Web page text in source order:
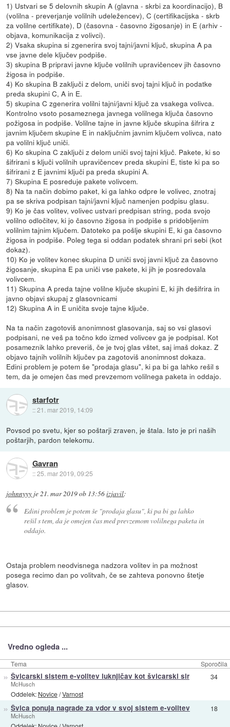
1) Ustvari se 5 delovnih skupin A (glavna - skrbi za koordinacijo), B
(volilna - preverjanje volilnih udeležencev), C (certifikacijska - skrb
za volilne certifikate), D (časovna - časovno žigosanje) in E (arhiv -
objava, komunikacija z volivci).
2) Vsaka skupina si zgenerira svoj tajni/javni ključ, skupina A pa
vse javne dele ključev podpiše.
3) skupina B pripravi javne ključe volilnih upravičencev jih časovno
žigosa in podpiše.
4) Ko skupina B zaključi z delom, uniči svoj tajni ključ in podatke
preda skupini C, A in E.
5) skupina C zgenerira volilni tajni/javni ključ za vsakega volivca.
Kontrolno vsoto posameznega javnega volilnega ključa časovno
požigosa in podpiše. Volilne tajne in javne ključe skupina šifrira z
javnim ključem skupine E in naključnim javnim ključem volivca, nato
pa volilni ključ uniči.
6) Ko skupina C zaključi z delom uniči svoj tajni ključ. Pakete, ki so
šifrirani s ključi volilnih upravičencev preda skupini E, tiste ki pa so
šifrirani z E javnimi ključi pa preda skupini A.
7) Skupina E posreduje pakete volivcem.
8) Na ta način dobimo paket, ki ga lahko odpre le volivec, znotraj
pa se skriva podpisan tajni/javni ključ namenjen podpisu glasu.
9) Ko je čas volitev, volivec ustvari predpisan string, poda svojo
volilno odločitev, ki jo časovno žigosa in podpiše s pridobljenim
volilnim tajnim ključem. Datoteko pa pošlje skupini E, ki ga časovno
žigosa in podpiše. Poleg tega si oddan podatek shrani pri sebi (kot
dokaz).
10) Ko je volitev konec skupina D uniči svoj javni ključ za časovno
žigosanje, skupina E pa uniči vse pakete, ki jih je posredovala
volivcem.
11) Skupina A preda tajne volilne ključe skupini E, ki jih dešifrira in
javno objavi skupaj z glasovnicami
12) Skupina A in E uničita svoje tajne ključe.
Na ta način zagotoviš anonimnost glasovanja, saj so vsi glasovi
podpisani, ne veš pa točno kdo izmed volivcev ga je podpisal. Kot
posameznik lahko preveriš, če je tvoj glas vštet, saj imaš dokaz. Z
objavo tajnih volilnih ključev pa zagotoviš anonimnost dokaza.
Edini problem je potem še "prodaja glasu", ki pa bi ga lahko rešil s
tem, da je omejen čas med prevzemom volilnega paketa in oddajo.
starfotr
::21. mar 2019, 14:09
Povsod po svetu, kjer so poštarji zraven, je štala. Isto je pri naših
poštarjih, pardon telekomu.
Gavran
::25. mar 2019, 09:25
johnnyyy je21. mar 2019 ob 13:56izjavil:
Edini problem je potem še "prodaja glasu", ki pa bi ga lahko
rešil s tem, da je omejen čas med prevzemom volilnega paketa in
oddajo.
Ostaja problem neodvisnega nadzora volitev in pa možnost
posega recimo dan po volitvah, če se zahteva ponovno štetje
glasov.
Vredno ogleda ...
Tema Sporočila
» Švicarski sistem e-volitev luknjičav kot švicarski sir
McHusch
Oddelek: Novice/Varnost
34
» Švica ponuja nagrade za vdor v svoj sistem e-volitev
McHusch
18